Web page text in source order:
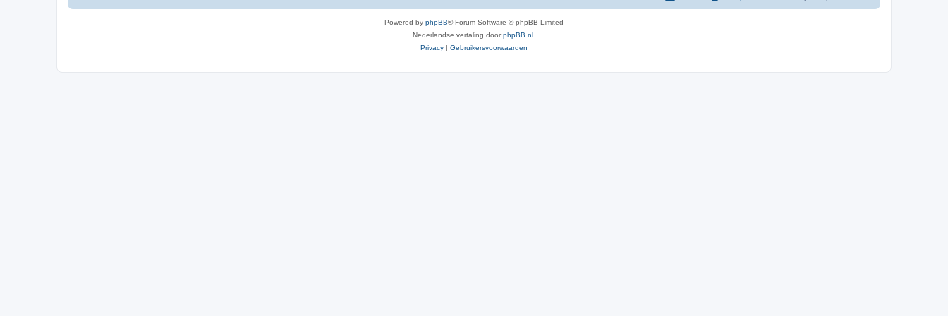
Powered by phpBB® Forum Software © phpBB Limited
Nederlandse vertaling doorphpBB.nl
Privacy | Gebruikersvoorwaarden